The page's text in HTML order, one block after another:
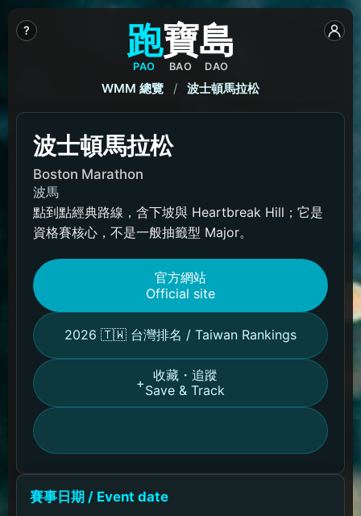
跑
PAO
寶
BAO
島
DAO
?
WMM 總覽 / 波士頓馬拉松
波士頓馬拉松
Boston Marathon
波馬
點到點經典路線，含下坡與 Heartbreak Hill；它是
資格賽核心，不是一般抽籤型 Major。
官方網站
Official site
2026 🇹🇼 台灣排名 / Taiwan Rankings
+ 收藏・追蹤
Save & Track
賽事日期 / Event date